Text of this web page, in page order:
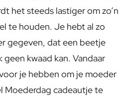
Alternatief Gin
Alternatief Rum
het steeds lastiger om zo’n
te houden. Je hebt al zo
gegeven, dat een beetje
geen kwaad kan. Vandaar
je hebben om je moeder
Moederdag cadeautje te